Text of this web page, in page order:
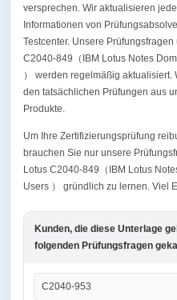
versprechen. Wir aktualisieren
Informationen von
Testcenter. Unsere
C2040-849（IBM Lotus Notes
） werden regelmäßig
den tatsächlichen Prüfungen aus
Produkte.
Um Ihre Zertifizierungsprüfung
brauchen Sie nur unsere
Lotus C2040-849（IBM Lotus
Users ） gründlich zu lernen. Viel
Kunden, die diese Unterlage
folgenden Prüfungsfragen
C2040-953